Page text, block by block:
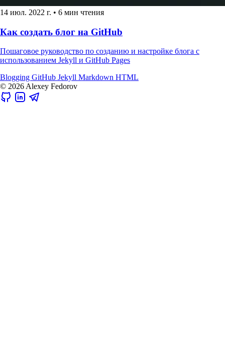
14 июл. 2022 г. • 6 мин чтения
Как создать блог на GitHub
Пошаговое руководство по созданию и настройке блога с
использованием Jekyll и GitHub Pages
Blogging GitHub Jekyll Markdown HTML
© 2026 Alexey Fedorov